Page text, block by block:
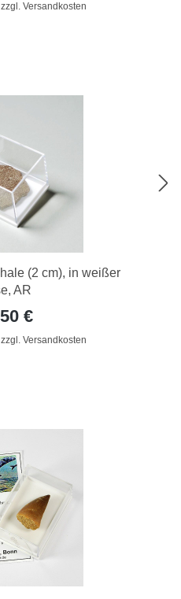
Versandkosten
(2 cm), in weißer
AR
€
Versandkosten